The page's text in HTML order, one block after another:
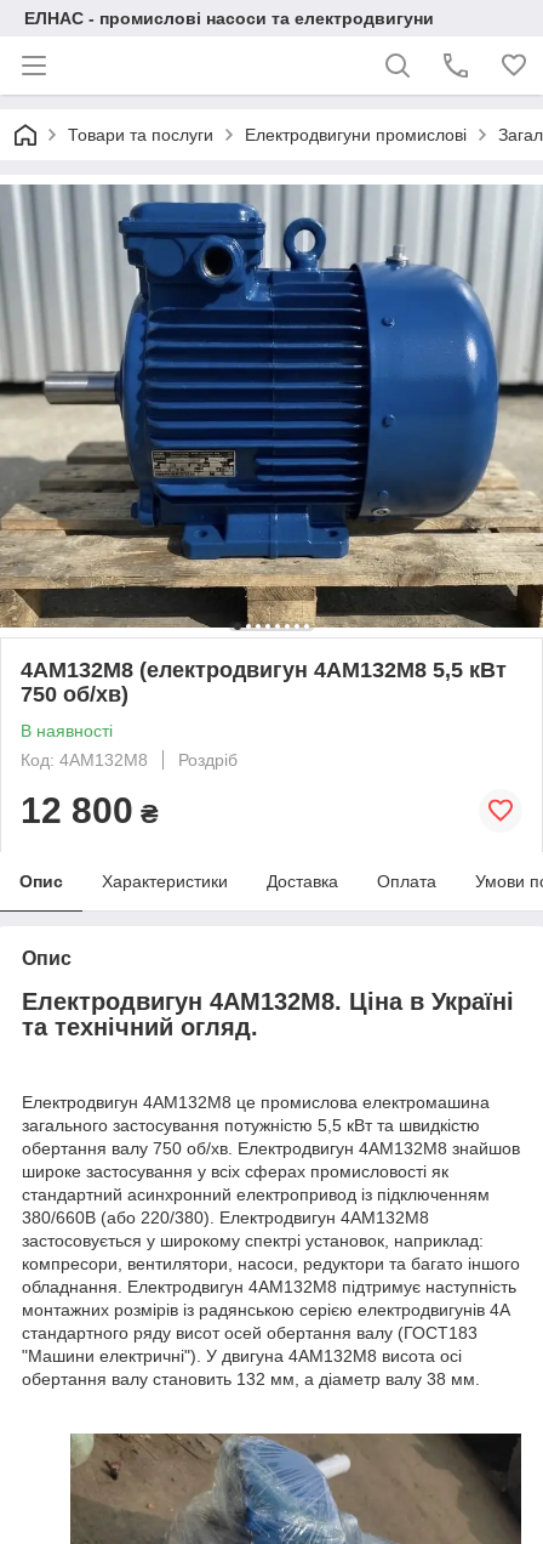
ЕЛНАС - промислові насоси та електродвигуни
Товари та послуги Електродвигуни промислові
4АМ132М8 (електродвигун 4АМ132М8 5,5 кВт
750 об/хв)
В наявності
Код: 4АМ132М8
Роздріб
12 800 ₴
Опис Характеристики Доставка Оплата Умови
Опис
Електродвигун 4АМ132М8. Ціна в Україні
та технічний огляд.
Електродвигун 4АМ132М8 це промислова електромашина
загального застосування потужністю 5,5 кВт та швидкістю
обертання валу 750 об/хв. Електродвигун 4АМ132М8 знайшов
широке застосування у всіх сферах промисловості як
стандартний асинхронний електропривод із підключенням
380/660В (або 220/380). Електродвигун 4АМ132М8
застосовується у широкому спектрі установок, наприклад:
компресори, вентилятори, насоси, редуктори та багато іншого
обладнання. Електродвигун 4АМ132М8 підтримує наступність
монтажних розмірів із радянською серією електродвигунів 4А
стандартного ряду висот осей обертання валу (ГОСТ183
"Машини електричні"). У двигуна 4АМ132М8 висота осі
обертання валу становить 132 мм, а діаметр валу 38 мм.